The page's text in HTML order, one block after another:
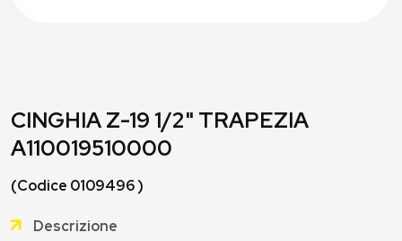
CINGHIA Z-19 1/2" TRAPEZIA
A110019510000
(Codice 0109496 )
Descrizione